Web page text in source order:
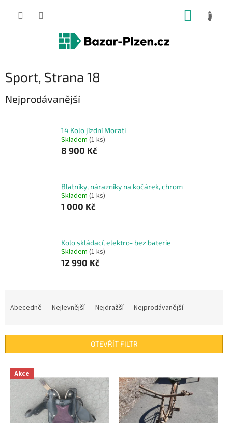
Sport, Strana 18
Nejprodávanější
14 Kolo jízdní Morati
Skladem (1 ks)
8 900 Kč
Blatníky, nárazníky na kočárek, chrom
Skladem (1 ks)
1 000 Kč
Kolo skládací, elektro- bez baterie
Skladem (1 ks)
12 990 Kč
í
Abecedně Nejlevnější Nejdražší Nejprodávanější
OTEVŘÍT FILTR
V
p
Akce